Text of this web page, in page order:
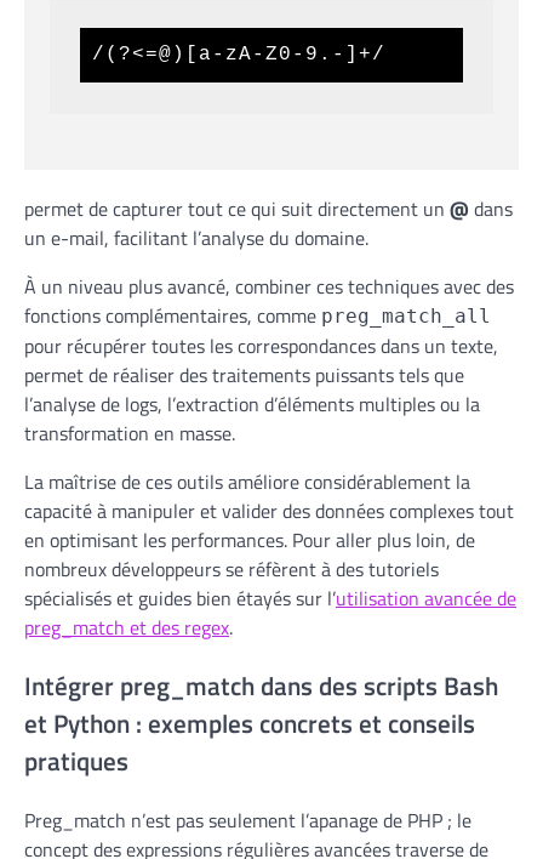
/(?<=@)[a-zA-Z0-9.-]+/
permet de capturer tout ce qui suit directement un @ dans
un e-mail, facilitant l’analyse du domaine.
À un niveau plus avancé, combiner ces techniques avec des
fonctions complémentaires, comme preg_match_all
pour récupérer toutes les correspondances dans un texte,
permet de réaliser des traitements puissants tels que
l’analyse de logs, l’extraction d’éléments multiples ou la
transformation en masse.
La maîtrise de ces outils améliore considérablement la
capacité à manipuler et valider des données complexes tout
en optimisant les performances. Pour aller plus loin, de
nombreux développeurs se réfèrent à des tutoriels
spécialisés et guides bien étayés sur l’utilisation avancée de
preg_match et des regex.
Intégrer preg_match dans des scripts Bash
et Python : exemples concrets et conseils
pratiques
Preg_match n’est pas seulement l’apanage de PHP ; le
concept des expressions régulières avancées traverse de